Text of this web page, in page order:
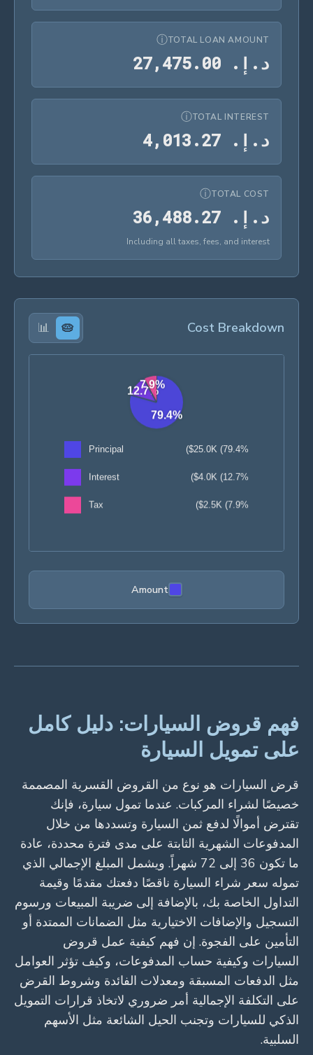
TOTAL LOAN AMOUNT
ⓘ
د. إ .
27,475.00
TOTAL INTEREST
ⓘ
د. إ .
4, 013.27
TOTAL COST
ⓘ
د. إ .
36,488.27
Including all taxes, fees, and interest
Cost Breakdown
🥧
📊
Amount
فهم قروض السيارات: دليل كامل
على تمويل السيارة
قرض السيارات هو نوع من القروض القسرية المصممة
خصيصًا لشراء المركبات. عندما تمول سيارة، فإنك
تقترض أموالًا لدفع ثمن السيارة وتسددها من خلال
المدفوعات الشهرية الثابتة على مدى فترة محددة، عادة
ما تكون 36 إلى 72 شهراً. ويشمل المبلغ الإجمالي الذي
تموله سعر شراء السيارة ناقصًا دفعتك مقدمًا وقيمة
التداول الخاصة بك، بالإضافة إلى ضريبة المبيعات ورسوم
التسجيل والإضافات الاختيارية مثل الضمانات الممتدة أو
التأمين على الفجوة. إن فهم كيفية عمل قروض
السيارات وكيفية حساب المدفوعات، وكيف تؤثر العوامل
مثل الدفعات المسبقة ومعدلات الفائدة وشروط القرض
على التكلفة الإجمالية أمر ضروري لاتخاذ قرارات التمويل
الذكي للسيارات وتجنب الحيل الشائعة مثل الأسهم
السلبية.